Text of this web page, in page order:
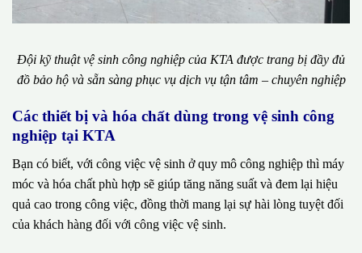
Đội kỹ thuật vệ sinh công nghiệp của KTA được trang bị đầy đủ
đồ bảo hộ và sẵn sàng phục vụ dịch vụ tận tâm – chuyên nghiệp
Các thiết bị và hóa chất dùng trong vệ sinh công
nghiệp tại KTA
Bạn có biết, với công việc vệ sinh ở quy mô công nghiệp thì máy
móc và hóa chất phù hợp sẽ giúp tăng năng suất và đem lại hiệu
quả cao trong công việc, đồng thời mang lại sự hài lòng tuyệt đối
của khách hàng đối với công việc vệ sinh.